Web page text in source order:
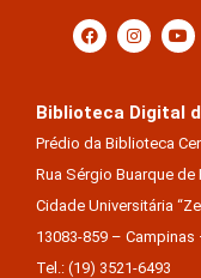
Biblioteca Digital
Prédio da Biblioteca
Rua Sérgio Buarque
Cidade Universitária
13083-859 – Campinas
Tel.: (19) 3521-6493